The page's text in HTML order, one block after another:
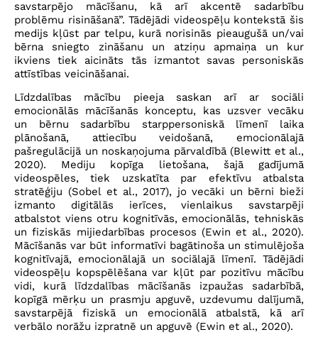
savstarpējo mācīšanu, kā arī akcentē sadarbību
problēmu risināšanā”. Tādējādi videospēļu kontekstā šis
medijs kļūst par telpu, kurā norisinās pieaugušā un/vai
bērna sniegto zināšanu un atziņu apmaiņa un kur
ikviens tiek aicināts tās izmantot savas personiskās
attīstības veicināšanai.
Līdzdalības mācību pieeja saskan arī ar sociāli
emocionālās mācīšanās konceptu, kas uzsver vecāku
un bērnu sadarbību starppersoniskā līmenī laika
plānošanā, attiecību veidošanā, emocionālajā
pašregulācijā un noskaņojuma pārvaldībā (Blewitt et al.,
2020). Mediju kopīga lietošana, šajā gadījumā
videospēles, tiek uzskatīta par efektīvu atbalsta
stratēģiju (Sobel et al., 2017), jo vecāki un bērni bieži
izmanto digitālās ierīces, vienlaikus savstarpēji
atbalstot viens otru kognitīvās, emocionālās, tehniskās
un fiziskās mijiedarbības procesos (Ewin et al., 2020).
Mācīšanās var būt informatīvi bagātinoša un stimulējoša
kognitīvajā, emocionālajā un sociālajā līmenī. Tādējādi
videospēļu kopspēlēšana var kļūt par pozitīvu mācību
vidi, kurā līdzdalības mācīšanās izpaužas sadarbībā,
kopīgā mērķu un prasmju apguvē, uzdevumu dalījumā,
savstarpējā fiziskā un emocionālā atbalstā, kā arī
verbālo norāžu izpratnē un apguvē (Ewin et al., 2020).